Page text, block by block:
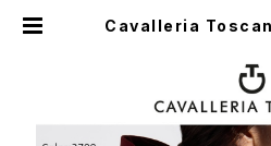
Cavalleria Toscana
馬用品 | ピアッフェ
ョップ |